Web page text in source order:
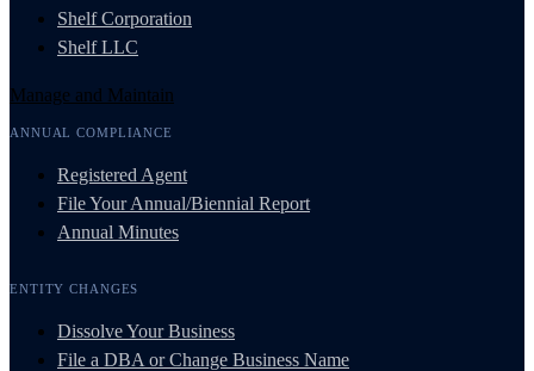
Shelf Corporation
Shelf LLC
Manage and Maintain
ANNUAL COMPLIANCE
Registered Agent
File Your Annual/Biennial Report
Annual Minutes
ENTITY CHANGES
Dissolve Your Business
File a DBA or Change Business Name